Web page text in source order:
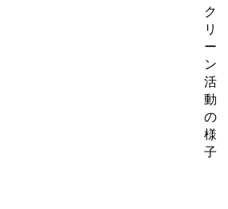
ク
リ
ー
ン
活
動
の
様
子